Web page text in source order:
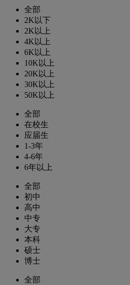
全部
2K以下
2K以上
4K以上
6K以上
10K以上
20K以上
30K以上
50K以上
全部
在校生
应届生
1-3年
4-6年
6年以上
全部
初中
高中
中专
大专
本科
硕士
博士
全部